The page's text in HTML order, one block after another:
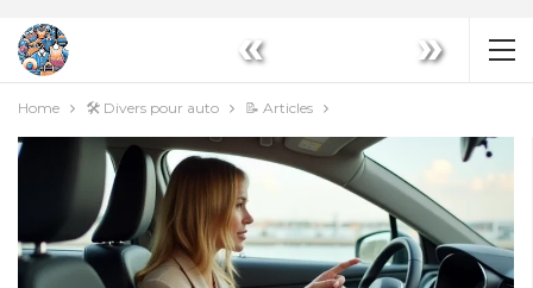
« »
Home 🛠️ Divers pour auto 📝 Articles